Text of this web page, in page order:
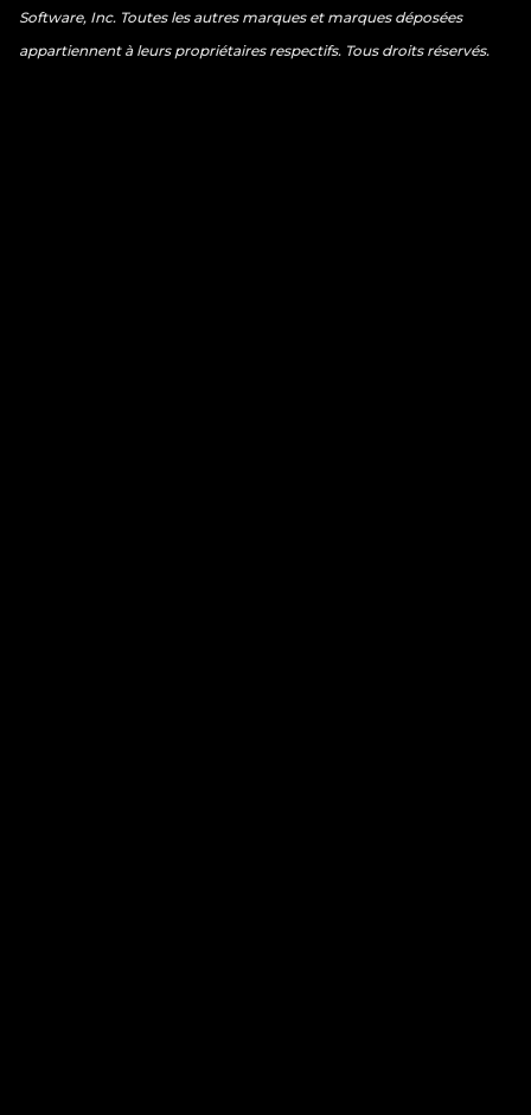
Software, Inc. Toutes les autres marques et marques déposées
appartiennent à leurs propriétaires respectifs. Tous droits réservés.